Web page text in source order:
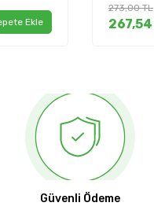
Ekle
273,00TL
267,54
Güvenli Ödeme